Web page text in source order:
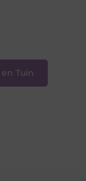
Tuin